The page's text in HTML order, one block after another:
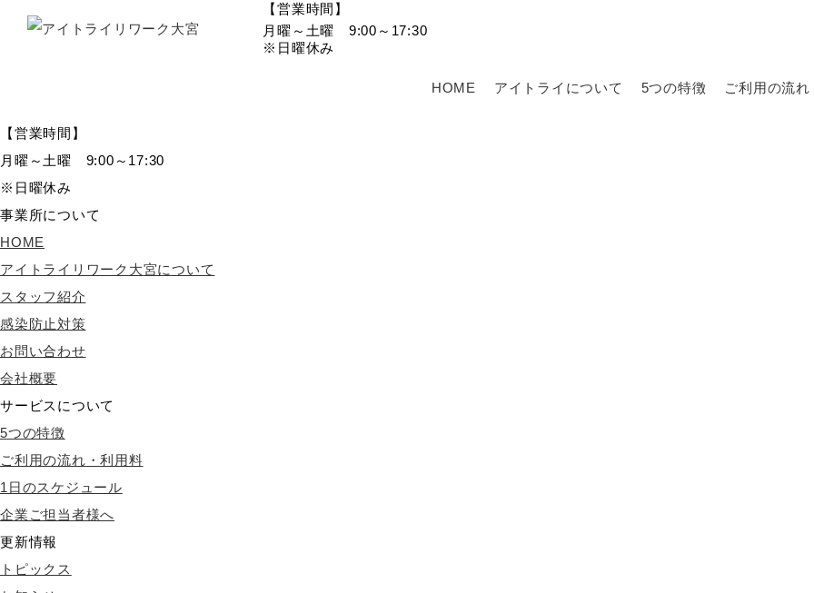
【営業時間】
月曜～土曜 9:00～17:30
※日曜休み
HOME アイトライについて 5つの特徴 ご利用の流
【営業時間】
月曜～土曜 9:00～17:30
※日曜休み
事業所について
HOME
アイトライリワーク大宮について
スタッフ紹介
感染防止対策
お問い合わせ
会社概要
サービスについて
5つの特徴
ご利用の流れ・利用料
1日のスケジュール
企業ご担当者様へ
更新情報
トピックス